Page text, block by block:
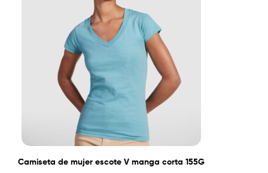
Camiseta de mujer escote V manga corta 155G